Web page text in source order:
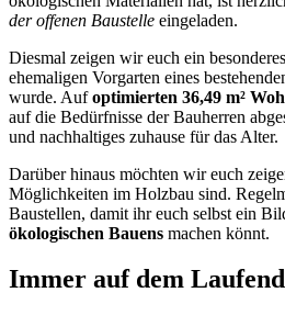
der offenen Baustelle eingeladen.
Diesmal zeigen wir euch ein
ehemaligen Vorgarten eines
wurde. Aufoptimierten 36,49 m²
auf die Bedürfnisse der Bauherren
und nachhaltiges zuhause für das Alter.
Darüber hinaus möchten wir euch
Möglichkeiten im Holzbau sind.
Baustellen, damit ihr euch selbst ein
ökologischen Bauens machen könnt.
Immer auf dem